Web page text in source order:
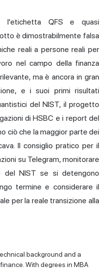
l'etichetta QFS e quasi
è dimostrabilmente falsa
reali a persone reali per
nel campo della finanza
ma è ancora in gran
e i suoi primi risultati
del NIST, il progetto
di HSBC e i report del
ciò che la maggior parte dei
Il consiglio pratico per il
su Telegram, monitorare
del NIST se si detengono
termine e considerare il
per la reale transizione alla
background and a
With degrees in MBA